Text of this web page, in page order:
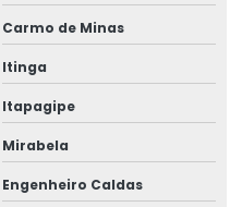
Carmo de Minas
Itinga
Itapagipe
Mirabela
Engenheiro Caldas